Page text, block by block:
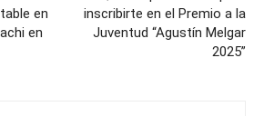
en
en
inscribirte en el Premio a la
Juventud “Agustín Melgar
2025”